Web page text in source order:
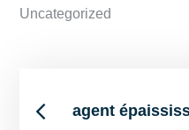
Uncategorized
Post
agent